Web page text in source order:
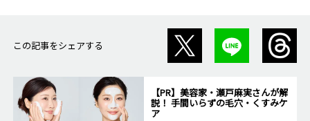
この記事をシェアする
【PR】美容家・瀬戸麻実さんが解
説！ 手間いらずの毛穴・くすみケ
ア